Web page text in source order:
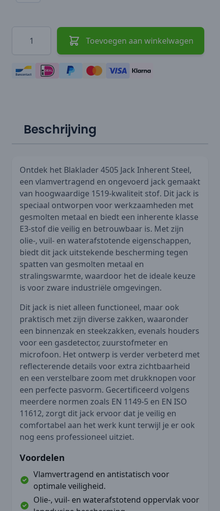
Hoeveelheid
Toevoegen aan winkelwagen
Beschrijving
Ontdek het Blaklader 4505 Jack Inherent Steel,
een vlamvertragend en ongevoerd jack gemaakt
van hoogwaardige 1519-kwaliteit stof. Dit jack is
speciaal ontworpen voor werkzaamheden met
gesmolten metaal en biedt een inherente klasse
E3-stof die veilig en betrouwbaar is. Met zijn
olie-, vuil- en waterafstotende eigenschappen,
biedt dit jack uitstekende bescherming tegen
spatten van gesmolten metaal en
stralingswarmte, waardoor het de ideale keuze
is voor zware industriële omgevingen.
Dit jack is niet alleen functioneel, maar ook
praktisch met zijn diverse zakken, waaronder
een binnenzak en steekzakken, evenals houders
voor een gasdetector, zuurstofmeter en
microfoon. Het ontwerp is verder verbeterd met
reflecterende details voor extra zichtbaarheid
en een verstelbare zoom met drukknopen voor
een perfecte pasvorm. Gecertificeerd volgens
meerdere normen zoals EN 1149-5 en EN ISO
11612, zorgt dit jack ervoor dat je veilig en
comfortabel aan het werk kunt terwijl je er ook
nog eens professioneel uitziet.
Voordelen
Vlamvertragend en antistatisch voor
optimale veiligheid.
Olie-, vuil- en waterafstotend oppervlak voor